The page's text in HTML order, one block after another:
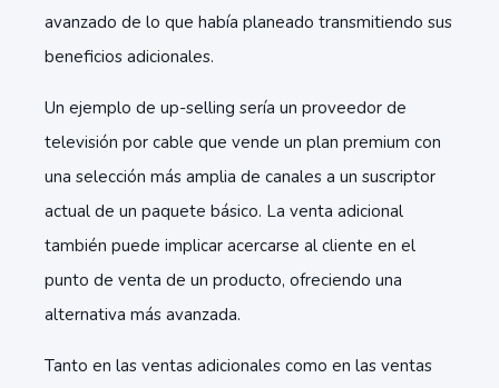
avanzado de lo que había planeado transmitiendo sus
beneficios adicionales.
Un ejemplo de up-selling sería un proveedor de
televisión por cable que vende un plan premium con
una selección más amplia de canales a un suscriptor
actual de un paquete básico. La venta adicional
también puede implicar acercarse al cliente en el
punto de venta de un producto, ofreciendo una
alternativa más avanzada.
Tanto en las ventas adicionales como en las ventas